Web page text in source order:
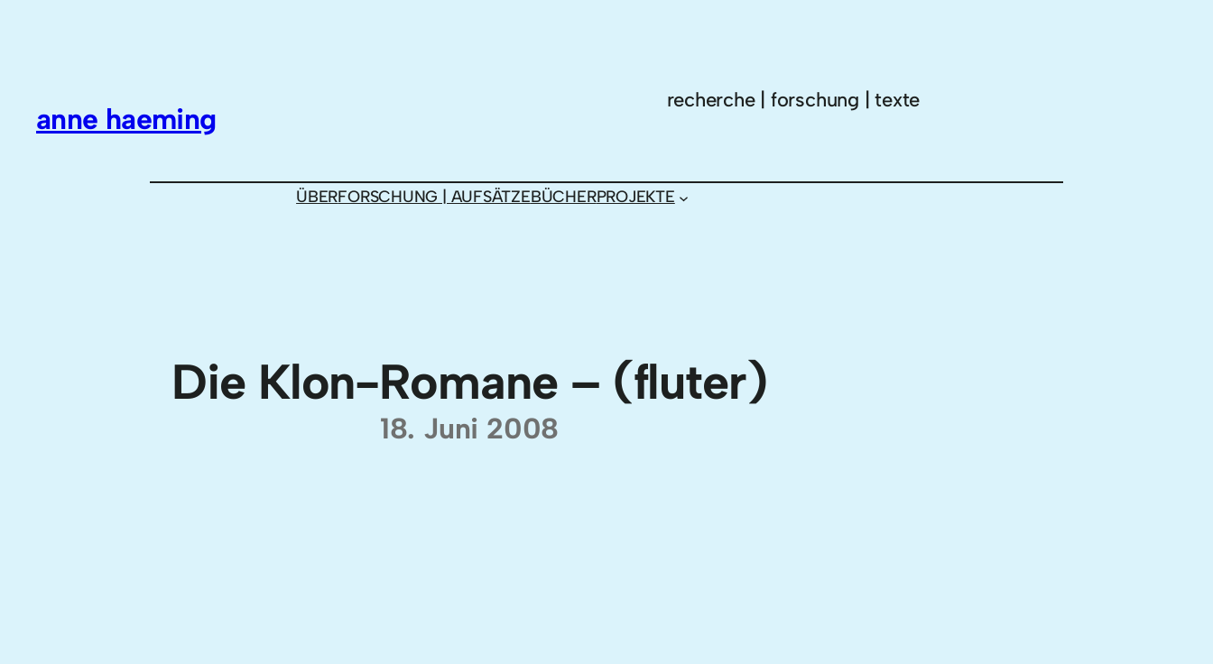
anne haeming
recherche | forschung | texte
ÜBERFORSCHUNG | AUFSÄTZEBÜCHERPROJEKTE
Die Klon-Romane – (fluter)
18. Juni 2008